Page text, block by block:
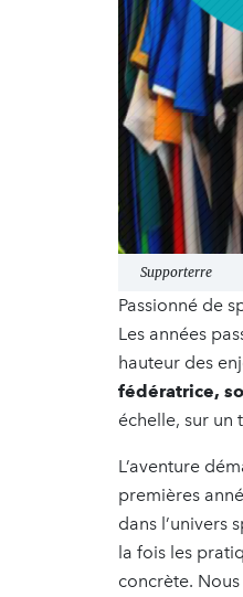
Supporterre
Passionné de
Les années
hauteur des
fédératrice,
échelle, sur un
L’aventure
premières
dans l’univers
la fois les
concrète.